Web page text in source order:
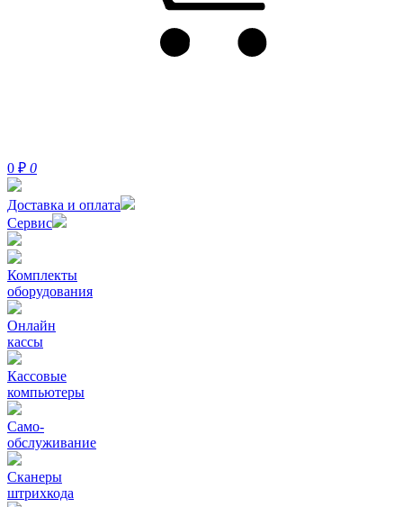
0 ₽ 0
Доставка и оплата
Сервис
Комплекты
оборудования
Онлайн
кассы
Кассовые
компьютеры
Само-
обслуживание
Сканеры
штрихкода